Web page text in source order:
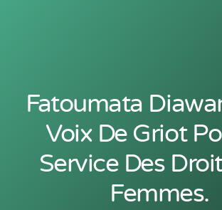
Fatoumata
Voix De Griot
Service Des
Femmes.